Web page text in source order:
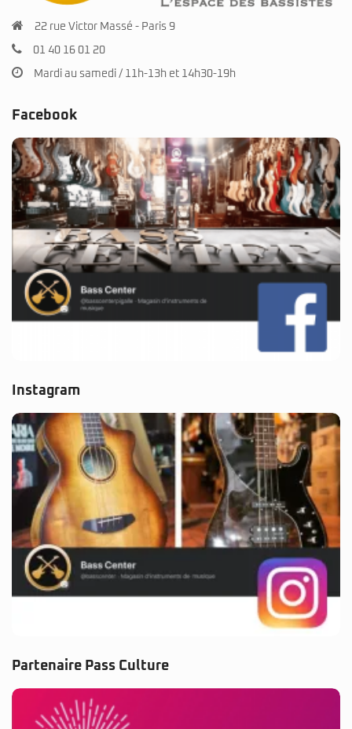
22 rue Victor Massé - Paris 9
01 40 16 01 20
Mardi au samedi / 11h-13h et 14h30-19h
Facebook
Instagram
Partenaire Pass Culture